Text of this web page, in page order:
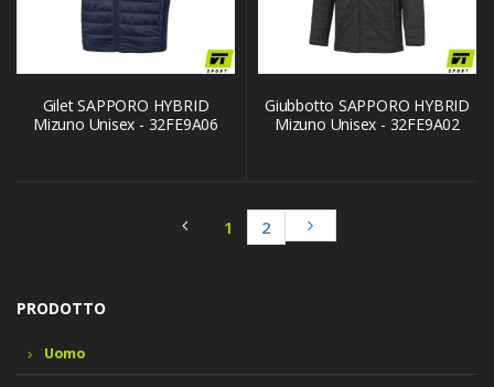
Gilet SAPPORO HYBRID
Mizuno Unisex - 32FE9A06
Giubbotto SAPPORO HYBRID
Mizuno Unisex - 32FE9A02
1 2
PRODOTTO
Uomo